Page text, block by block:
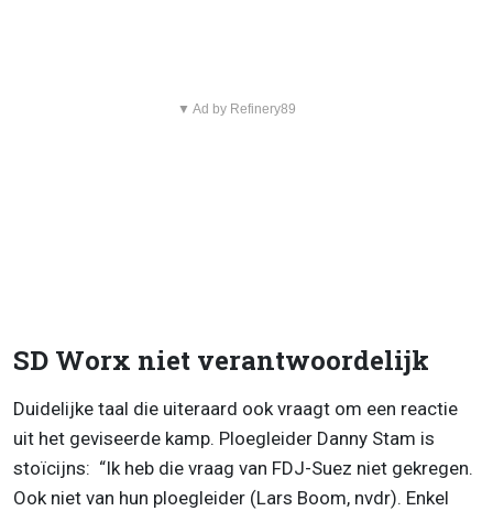
▼ Ad by Refinery89
SD Worx niet verantwoordelijk
Duidelijke taal die uiteraard ook vraagt om een reactie
uit het geviseerde kamp. Ploegleider Danny Stam is
stoïcijns: “Ik heb die vraag van FDJ-Suez niet gekregen.
Ook niet van hun ploegleider (Lars Boom, nvdr). Enkel